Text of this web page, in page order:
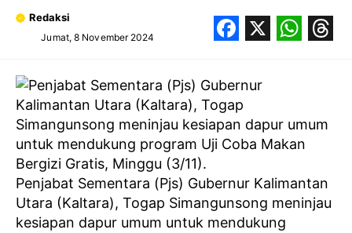
Redaksi
Jumat, 8 November 2024
Penjabat Sementara (Pjs) Gubernur Kalimantan
Utara (Kaltara), Togap Simangunsong meninjau
kesiapan dapur umum untuk mendukung